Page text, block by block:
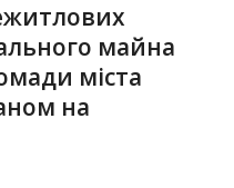
майна
міста
на